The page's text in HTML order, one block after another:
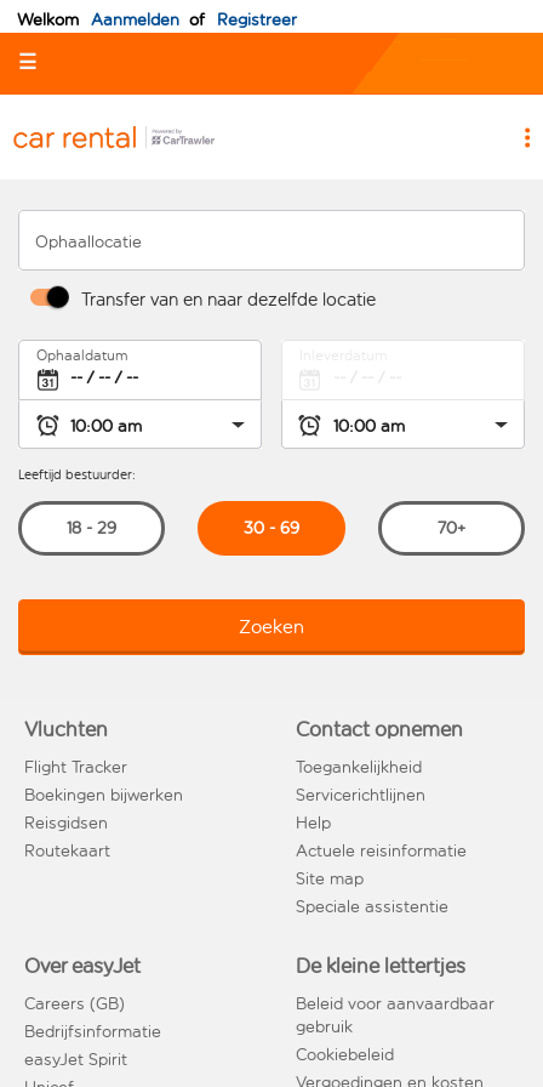
Welkom Aanmelden of Registreer
☰
Ophaallocatie
Transfer van en naar dezelfde locatie
Ophaaldatum
Leeftijd bestuurder:
18 - 29 30 - 69 70+
Zoeken
Vluchten
Flight Tracker
Boekingen bijwerken
Reisgidsen
Routekaart
Contact opnemen
Toegankelijkheid
Servicerichtlijnen
Help
Actuele reisinformatie
Site map
Speciale assistentie
Over easyJet
Careers (GB)
Bedrijfsinformatie
easyJet Spirit
De kleine lettertjes
Beleid voor aanvaardbaar
gebruik
Cookiebeleid
Vergoedingen en kosten